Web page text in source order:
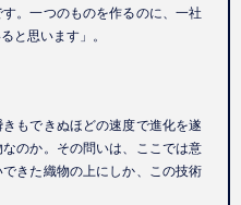
。一つのものを作るのに、一社
と思います」。
もできぬほどの速度で進化を遂
のか。その問いは、ここでは意
きた織物の上にしか、この技術